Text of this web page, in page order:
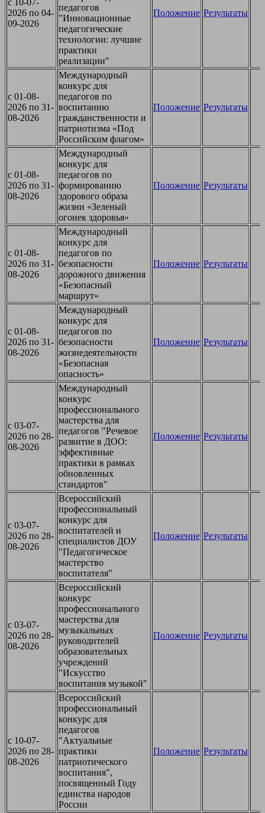
c 10-07-
2026 по 04-
09-2026
педагогов
"Инновационные
педагогические
технологии: лучшие
практики
реализации"
Положение Результаты
c 01-08-
2026 по 31-
08-2026
Международный
конкурс для
педагогов по
воспитанию
гражданственности и
патриотизма «Под
Российским флагом»
Положение Результаты
c 01-08-
2026 по 31-
08-2026
Международный
конкурс для
педагогов по
формированию
здорового образа
жизни «Зеленый
огонек здоровья»
Положение Результаты
c 01-08-
2026 по 31-
08-2026
Международный
конкурс для
педагогов по
безопасности
дорожного движения
«Безопасный
маршрут»
Положение Результаты
c 01-08-
2026 по 31-
08-2026
Международный
конкурс для
педагогов по
безопасности
жизнедеятельности
«Безопасная
опасность»
Положение Результаты
c 03-07-
2026 по 28-
08-2026
Международный
конкурс
профессионального
мастерства для
педагогов "Речевое
развитие в ДОО:
эффективные
практики в рамках
обновленных
стандартов"
Положение Результаты
c 03-07-
2026 по 28-
08-2026
Всероссийский
профессиональный
конкурс для
воспитателей и
специалистов ДОУ
"Педагогическое
мастерство
воспитателя"
Положение Результаты
c 03-07-
2026 по 28-
08-2026
Всероссийский
конкурс
профессионального
мастерства для
музыкальных
руководителей
образовательных
учреждений
"Искусство
воспитания музыкой"
Положение Результаты
c 10-07-
2026 по 28-
08-2026
Всероссийский
профессиональный
конкурс для
педагогов
"Актуальные
практики
патриотического
воспитания",
посвященный Году
единства народов
России
Положение Результаты